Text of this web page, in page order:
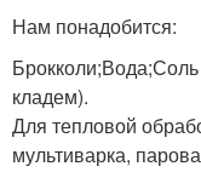
Нам понадобится:
кладем).
Для тепловой
мультиварка,